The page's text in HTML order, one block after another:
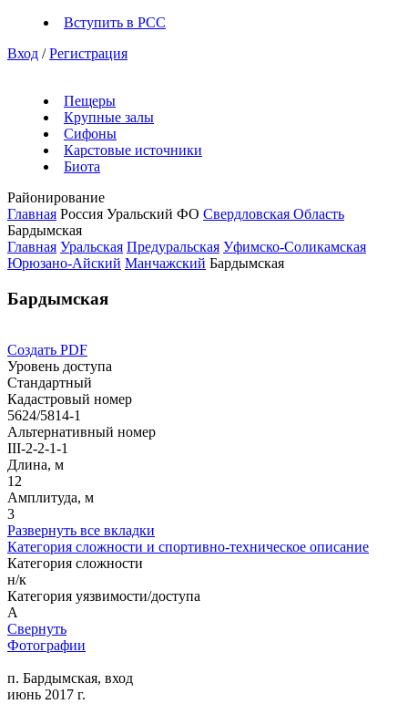
Вступить в РСС
Вход / Регистрация
Пещеры
Крупные залы
Сифоны
Карстовые источники
Биота
Районирование
Главная Россия Уральский ФО Свердловская Область
Бардымская
Главная Уральская Предуральская Уфимско-Соликамская
Юрюзано-Айский Манчажский Бардымская
Бардымская
Создать PDF
Уровень доступа
Стандартный
Кадастровый номер
5624/5814-1
Альтернативный номер
III-2-2-1-1
Длина, м
12
Амплитуда, м
3
Развернуть все вкладки
Категория сложности и спортивно-техническое описание
Категория сложности
н/к
Категория уязвимости/доступа
A
Свернуть
Фотографии
п. Бардымская, вход
июнь 2017 г.